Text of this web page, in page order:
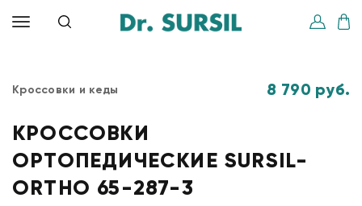
Кроссовки и кеды 8 790 руб.
КРОССОВКИ
ОРТОПЕДИЧЕСКИЕ SURSIL-
ORTHO 65-287-3